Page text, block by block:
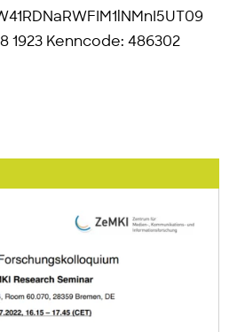
1923 Kenncode: 486302